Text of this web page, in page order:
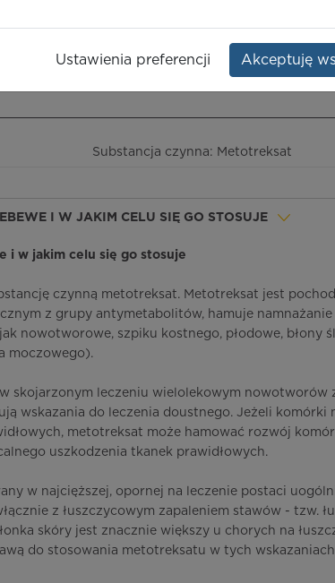
Substancja czynna: Metotreksat
I W JAKIM CELU SIĘ GO STOSUJE
i w jakim celu się go stosuje
czynną metotreksat. Metotreksat jest
z grupy antymetabolitów, hamuje namnażanie
nowotworowe, szpiku kostnego, płodowe, błony
moczowego).
skojarzonym leczeniu wielolekowym nowotworów
wskazania do leczenia doustnego. Jeżeli
metotreksat może hamować rozwój
uszkodzenia tkanek prawidłowych.
w najcięższej, opornej na leczenie postaci
z łuszczycowym zapaleniem stawów - tzw.
skóry jest znacznie większy u chorych na
do stosowania metotreksatu w tych
Ustawienia preferencji Akceptuję